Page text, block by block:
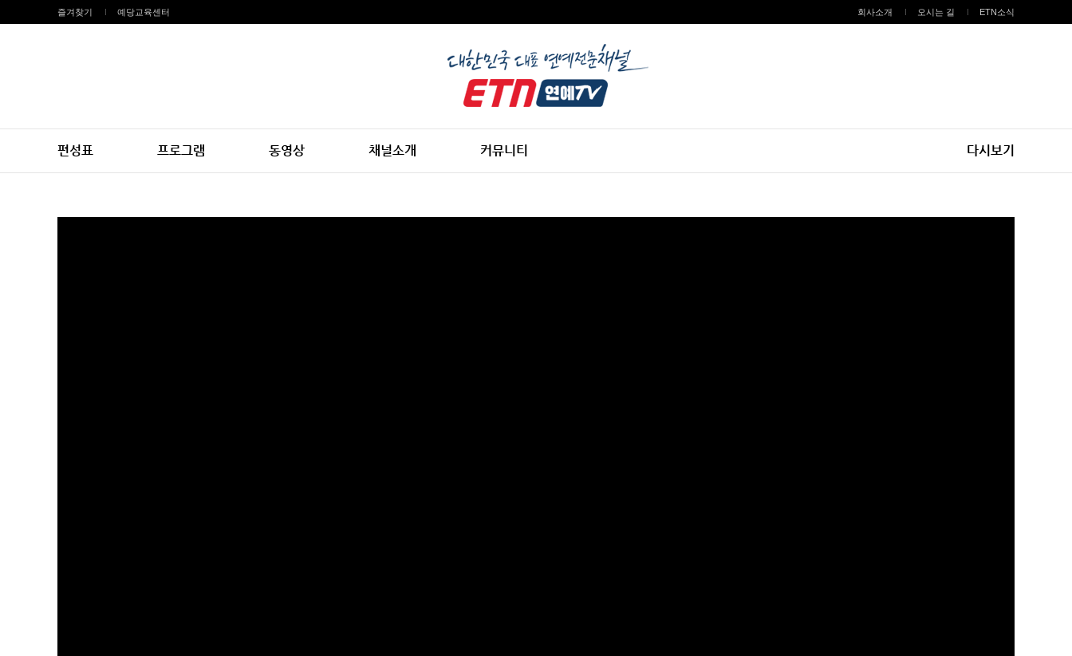
즐겨찾기 예당교육센터 회사소개 오시는 길 ETN소식
편성표 프로그램 동영상 채널소개 커뮤니티 다시보기